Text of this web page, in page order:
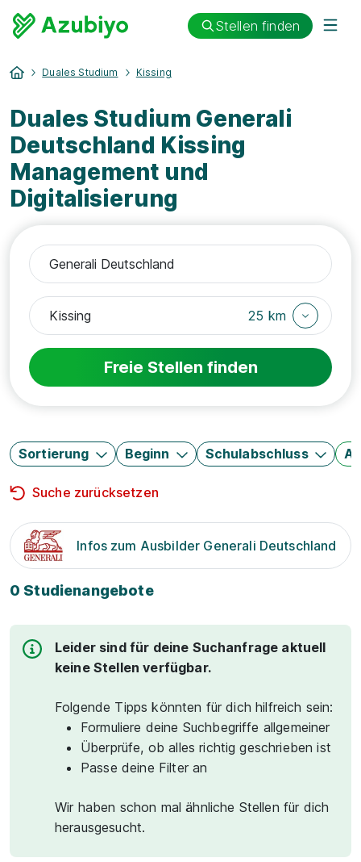
Stellen finden
Duales Studium Kissing
Duales Studium Generali
Deutschland Kissing
Management und
Digitalisierung
25 km
Freie Stellen finden
Sortierung Beginn Schulabschluss
Suche zurücksetzen
Infos zum Ausbilder Generali Deutschland
0 Studienangebote
Leider sind für deine Suchanfrage aktuell
keine Stellen verfügbar.
Folgende Tipps könnten für dich hilfreich sein:
Formuliere deine Suchbegriffe allgemeiner
Überprüfe, ob alles richtig geschrieben ist
Passe deine Filter an
Wir haben schon mal ähnliche Stellen für dich
herausgesucht.